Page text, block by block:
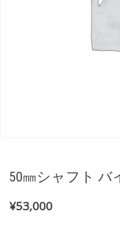
50㎜シャフト バ
¥53,000